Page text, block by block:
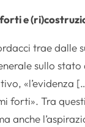
e
trae dalle
sullo
«l’evidenza
forti». Tra
anche